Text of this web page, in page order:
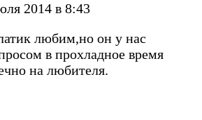
2014 в 8:43
любим,но он у нас
в прохладное время
на любителя.